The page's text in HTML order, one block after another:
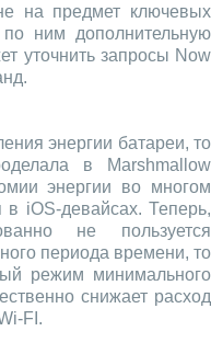
на предмет ключевых
ним дополнительную
уточнить запросы Now
энергии батареи, то
в Marshmallow
энергии во многом
iOS-девайсах. Теперь,
не пользуется
периода времени, то
режим минимального
снижает расход
FI.